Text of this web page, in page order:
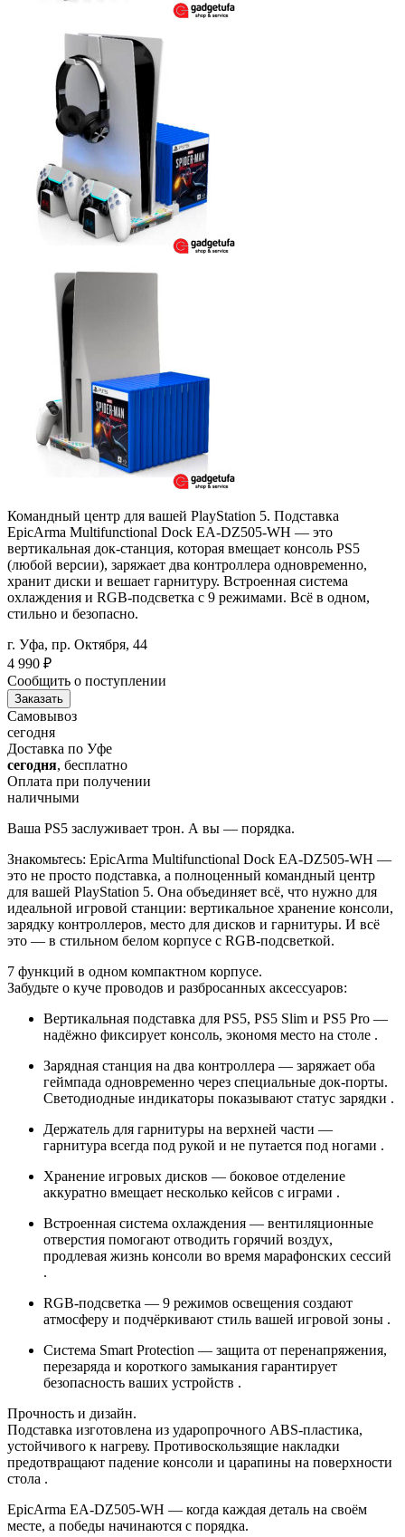
Командный центр для вашей PlayStation 5. Подставка
EpicArma Multifunctional Dock EA-DZ505-WH — это
вертикальная док-станция, которая вмещает консоль PS5
(любой версии), заряжает два контроллера одновременно,
хранит диски и вешает гарнитуру. Встроенная система
охлаждения и RGB-подсветка с 9 режимами. Всё в одном,
стильно и безопасно.
г. Уфа, пр. Октября, 44
4 990 ₽
Сообщить о поступлении
Заказать
Самовывоз
сегодня
Доставка по Уфе
сегодня, бесплатно
Оплата при получении
наличными
Ваша PS5 заслуживает трон. А вы — порядка.
Знакомьтесь: EpicArma Multifunctional Dock EA-DZ505-WH —
это не просто подставка, а полноценный командный центр
для вашей PlayStation 5. Она объединяет всё, что нужно для
идеальной игровой станции: вертикальное хранение консоли,
зарядку контроллеров, место для дисков и гарнитуры. И всё
это — в стильном белом корпусе с RGB-подсветкой.
7 функций в одном компактном корпусе.
Забудьте о куче проводов и разбросанных аксессуаров:
Вертикальная подставка для PS5, PS5 Slim и PS5 Pro —
надёжно фиксирует консоль, экономя место на столе .
Зарядная станция на два контроллера — заряжает оба
геймпада одновременно через специальные док-порты.
Светодиодные индикаторы показывают статус зарядки .
Держатель для гарнитуры на верхней части —
гарнитура всегда под рукой и не путается под ногами .
Хранение игровых дисков — боковое отделение
аккуратно вмещает несколько кейсов с играми .
Встроенная система охлаждения — вентиляционные
отверстия помогают отводить горячий воздух,
продлевая жизнь консоли во время марафонских сессий
.
RGB-подсветка — 9 режимов освещения создают
атмосферу и подчёркивают стиль вашей игровой зоны .
Система Smart Protection — защита от перенапряжения,
перезаряда и короткого замыкания гарантирует
безопасность ваших устройств .
Прочность и дизайн.
Подставка изготовлена из ударопрочного ABS-пластика,
устойчивого к нагреву. Противоскользящие накладки
предотвращают падение консоли и царапины на поверхности
стола .
EpicArma EA-DZ505-WH — когда каждая деталь на своём
месте, а победы начинаются с порядка.